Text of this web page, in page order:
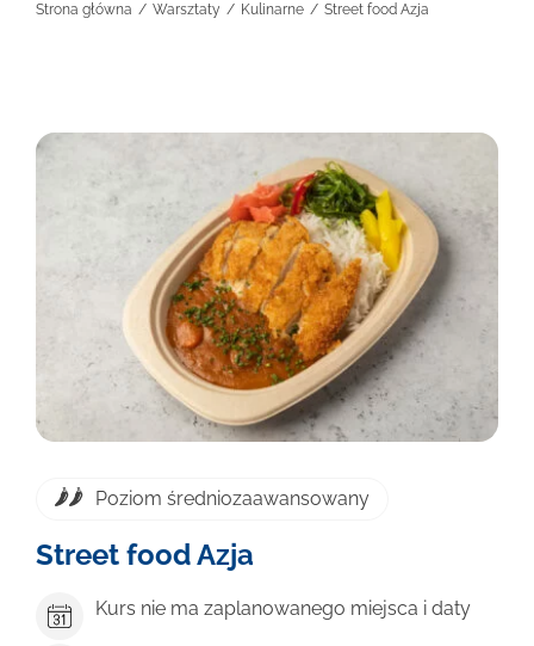
Strona główna Warsztaty Kulinarne Street food Azja
Poziom średniozaawansowany
Street food Azja
Kurs nie ma zaplanowanego miejsca i daty